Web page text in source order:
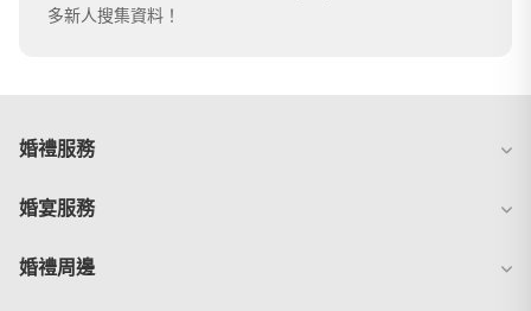
多新人搜集資料！
婚禮服務
婚宴服務
婚禮周邊